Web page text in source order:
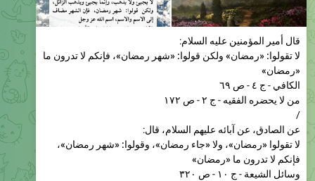
قال أمير المؤمنين عليه السلام:
لا تقولوا: «رمضان» ولكن قولوا: «شهر رمضان»، فإنكم لا تدرون ما
«رمضان»
الكافي - ج ٤ - ص ٦٩
من لا يحضره الفقيه - ج ٢ - ص ١٧٢
/
عن الصادق، عن آبائه عليهم السلام، قال:
لا تقولوا «رمضان»، ولا «جاء رمضان»، وقولوا: «شهر رمضان»،
فإنكم لا تدرون ما «رمضان»
وسائل الشيعة - ج ١٠ - ص ٣٢٠
بحار الأنوار - ج ٩٣ - ص ٣٧٧
/